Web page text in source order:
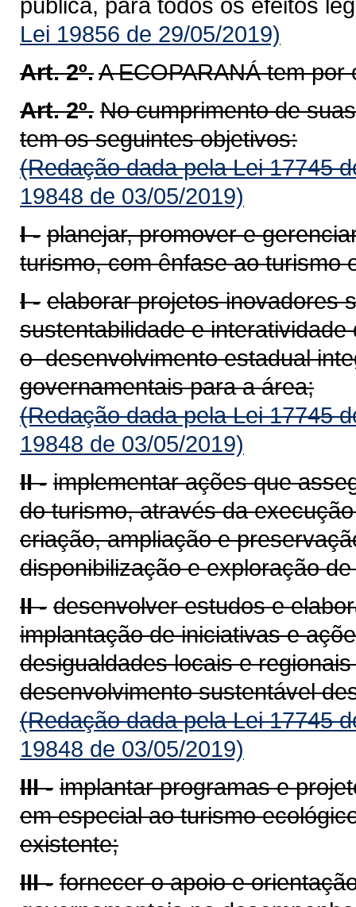
Lei 19856 de 29/05/2019)
Art. 2º.A ECOPARANÁ tem por
Art. 2º. No cumprimento de
tem os seguintes objetivos:
(Redação dada pela Lei 17745
19848 de 03/05/2019)
I - planejar, promover e
turismo, com ênfase ao turismo
I - elaborar projetos inovadores
sustentabilidade e
o desenvolvimento estadual
governamentais para a área;
(Redação dada pela Lei 17745
19848 de 03/05/2019)
II - implementar ações que
do turismo, através da
criação, ampliação e
disponibilização e exploração
II - desenvolver estudos e
implantação de iniciativas e
desigualdades locais e
desenvolvimento sustentável
(Redação dada pela Lei 17745
19848 de 03/05/2019)
III - implantar programas e
em especial ao turismo
existente;
III - fornecer o apoio e